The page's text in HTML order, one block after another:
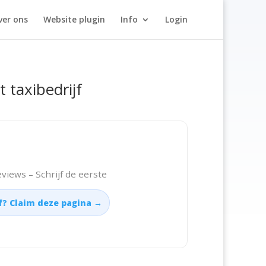
ons Website plugin Info Login
taxibedrijf
– Schrijf de eerste
Claim deze pagina →